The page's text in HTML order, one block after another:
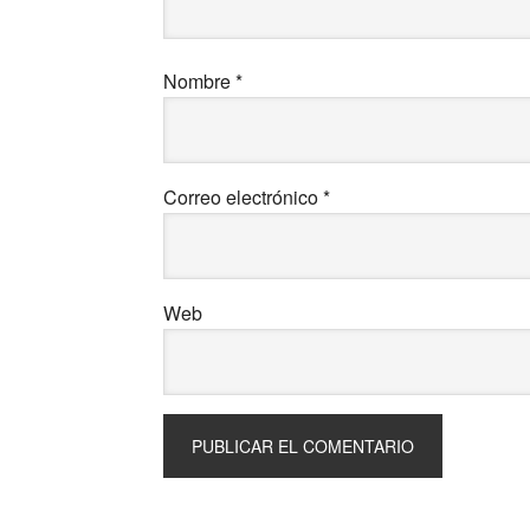
Nombre*
Correo electrónico*
Web